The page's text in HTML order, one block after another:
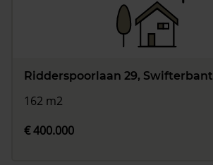
Ridderspoorlaan 29, Swifterbant
162 m2
€ 400.000